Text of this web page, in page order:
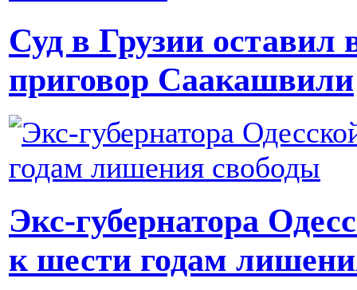
Суд в Грузии оставил
приговор Саакашвили
Экс-губернатора
к шести годам